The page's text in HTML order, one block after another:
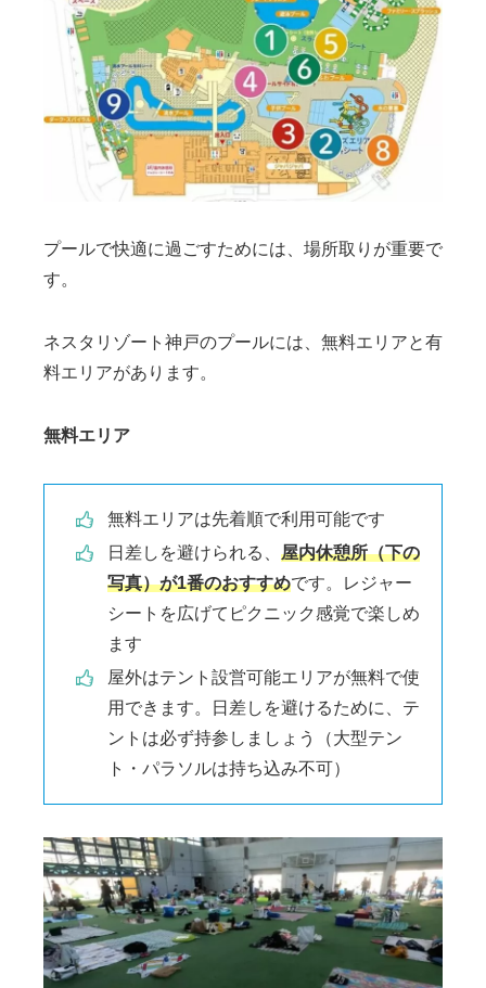
プールで快適に過ごすためには、場所取りが重要で
す。
ネスタリゾート神戸のプールには、無料エリアと有
料エリアがあります。
無料エリア
無料エリアは先着順で利用可能です
日差しを避けられる、 屋内休憩所（下の
写真）が1番のおすすめです。レジャー
シートを広げてピクニック感覚で楽しめ
ます
屋外はテント設営可能エリアが無料で使
用できます。日差しを避けるために、テ
ントは必ず持参しましょう（大型テン
ト・パラソルは持ち込み不可）